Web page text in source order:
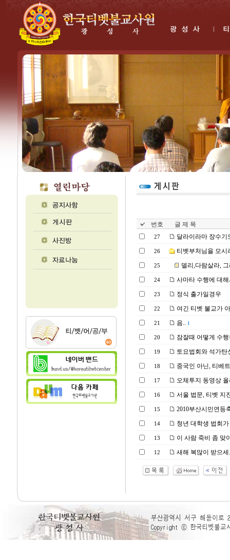
번호 글 제 목
27 달라이라마 장수기
26 티벳부처님을 모시
25 델리,다람살라,
24 사마타 수행에 대
23 정식 출가일경우
22 여긴 티벳 불교가
21 음.. 1
20 잠잘때 어떻게 수
19 토요법회와 석가탄
18 중국인 아닌, 티베
17 오체투지 동영상
16 서울 법문, 티벳 지
15 2010부산시민연등
14 청년 대학생 법회
13 이 사람 죽비 좀 맞
12 새해 복많이 받으